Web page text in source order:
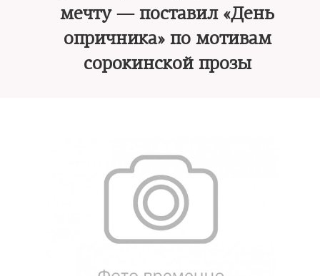
мечту — поставил «День
опричника» по мотивам
сорокинской прозы